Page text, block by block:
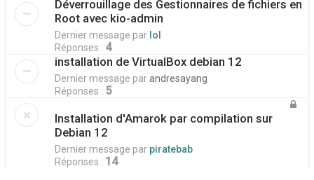
Déverrouillage des Gestionnaires de fichiers en
Root avec kio-admin
Dernier message par lol
Réponses : 4
installation de VirtualBox debian 12
Dernier message parandresayang
Réponses : 5
Installation d'Amarok par compilation sur
Debian 12
Dernier message par piratebab
Réponses : 14